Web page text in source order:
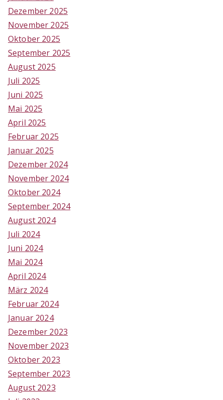
Dezember 2025
November 2025
Oktober 2025
September 2025
August 2025
Juli 2025
Juni 2025
Mai 2025
April 2025
Februar 2025
Januar 2025
Dezember 2024
November 2024
Oktober 2024
September 2024
August 2024
Juli 2024
Juni 2024
Mai 2024
April 2024
März 2024
Februar 2024
Januar 2024
Dezember 2023
November 2023
Oktober 2023
September 2023
August 2023